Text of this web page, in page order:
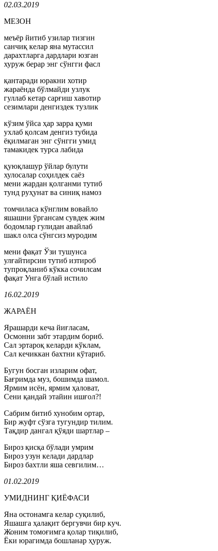
02.03.2019
МЕЗОН
меъёр йитиб узилар тизгин
санчиқ келар яна мутассил
дарахтларга дардлари юзган
хуруж берар энг сўнгги фасл
қантаради юракни хотир
жараёнда бўлмайди узлук
гуллаб кетар сарғиш хавотир
сезимлари денгиздек тузлик
кўзим ўйса ҳар зарра қуми
ухлаб қолсам денгиз тубида
ёқилмаган энг сўнгги умид
тамакидек турса лабида
қуюқлашур ўйлар булути
хулосалар соҳилдек саёз
мени жардан қолганми тутиб
тунд руҳунат ва синиқ намоз
томчиласа кўнглим вовайло
яшашни ўргансам сувдек жим
бодомлар гулидан авайлаб
шакл олса сўнгсиз муродим
мени фақат Ўзи тушунса
улғайтирсин тутиб изтироб
тупроқланиб кўкка сочилсам
фақат Унга бўлай истило
16.02.2019
ЖАРАЁН
Ярашарди кеча йиғласам,
Осмонни забт этардим бориб.
Сал эртароқ келарди кўклам,
Сал кечиккан бахтни кўтариб.
Бугун босган изларим офат,
Бағримда муз, бошимда шамол.
Ярмим исён, ярмим ҳаловат,
Сени қандай этайин ишғол?!
Сабрим битиб хунобим ортар,
Бир жуфт сўзга тугундир тилим.
Тақдир дангал қўяди шартлар –
Бироз қисқа бўлади умрим
Бироз узун келади дардлар
Бироз бахтли яша севгилим…
01.02.2019
УМИДНИНГ ҚИЁФАСИ
Яна остонамга келар суқилиб,
Яшашга ҳалақит бергувчи бир куч.
Жоним томоғимга қолар тиқилиб,
Ёки юрагимда бошланар ҳуруж.